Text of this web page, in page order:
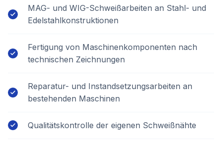
MAG- und WIG-Schweißarbeiten an Stahl- und
Edelstahlkonstruktionen
Fertigung von Maschinenkomponenten nach
technischen Zeichnungen
Reparatur- und Instandsetzungsarbeiten an
bestehenden Maschinen
Qualitätskontrolle der eigenen Schweißnähte